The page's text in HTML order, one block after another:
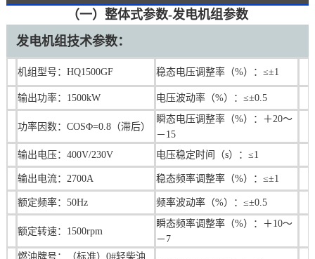
（一）整体式参数-发电机组参数
发电机组技术参数：
机组型号：HQ1500GF 稳态电压调整率（%）：≤±1
输出功率：1500kW 电压波动率（%）：≤±0.5
功率因数：COSΦ=0.8（滞后）
瞬态电压调整率（%）：＋20～
－15
输出电压：400V/230V
电压稳定时间（s）：≤1
输出电流：2700A 稳态频率调整率（%）：≤±1
额定频率：50Hz 频率波动率（%）：≤±0.5
额定转速：1500rpm
瞬态频率调整率（%）：＋10～
－7
燃油牌号：（标准）0#轻柴油